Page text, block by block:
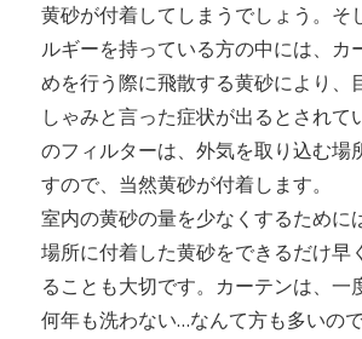
黄砂が付着してしまうでしょう。そ
ルギーを持っている方の中には、カ
めを行う際に飛散する黄砂により、
しゃみと言った症状が出るとされて
のフィルターは、外気を取り込む場
すので、当然黄砂が付着します。
室内の黄砂の量を少なくするために
場所に付着した黄砂をできるだけ早
ることも大切です。カーテンは、一
何年も洗わない…なんて方も多いの